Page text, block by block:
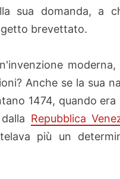
sua domanda, a
brevettato.
Anche se la sua
1474, quando
Repubblica
più un